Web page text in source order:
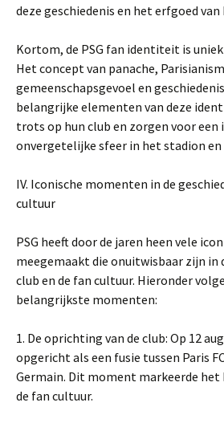
deze geschiedenis en het erfgoed van
Kortom, de PSG fan identiteit is
Het concept van panache,
gemeenschapsgevoel en
belangrijke elementen van deze
trots op hun club en zorgen voor een
onvergetelijke sfeer in het stadion en
IV. Iconische momenten in de
cultuur
PSG heeft door de jaren heen vele
meegemaakt die onuitwisbaar zijn in
club en de fan cultuur. Hieronder
belangrijkste momenten:
1. De oprichting van de club: Op 12
opgericht als een fusie tussen Paris
Germain. Dit moment markeerde het
de fan cultuur.